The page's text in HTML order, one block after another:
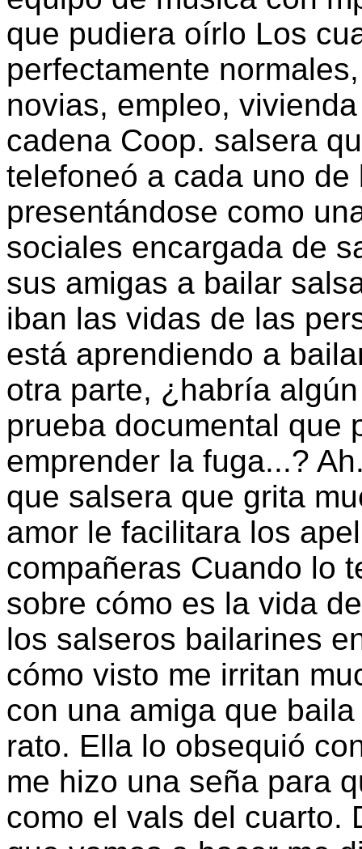
que pudiera oírlo Los
perfectamente
novias, empleo,
cadena Coop. salsera
telefoneó a cada uno
presentándose como
sociales encargada de
sus amigas a bailar
iban las vidas de las
está aprendiendo a
otra parte, ¿habría
prueba documental que
emprender la fuga...?
que salsera que grita
amor le facilitara los
compañeras Cuando lo
sobre cómo es la vida
los salseros bailarines
cómo visto me irritan
con una amiga que
rato. Ella lo obsequió
me hizo una seña para
como el vals del cuarto.